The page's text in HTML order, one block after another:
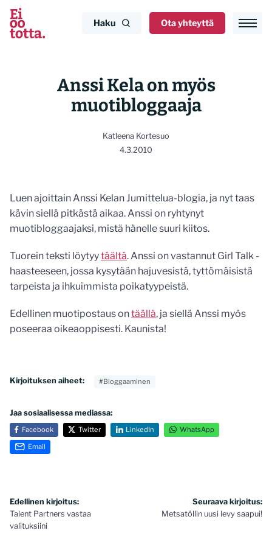
Siirry
sisältöön
Haku Ota yhteyttä
Anssi Kela on myös
muotibloggaaja
Katleena Kortesuo
4.3.2010
Luen ajoittain Anssi Kelan Jumittelua-blogia, ja nyt taas
kävin siellä pitkästä aikaa. Anssi on ryhtynyt
muotibloggaajaksi, mistä hänelle suuri kiitos.
Tuorein teksti löytyytäältä. Anssi on vastannut Girl Talk -
haasteeseen, jossa kysytään hajuvesistä, tyttömäisistä
tarpeista ja ihkuimmista poikatyypeistä.
Edellinen muotipostaus ontäällä, ja siellä Anssi myös
poseeraa oikeaoppisesti. Kaunista!
Kirjoituksen aiheet: #Bloggaaminen
Jaa sosiaalisessa mediassa:
Facebook Twitter LinkedIn WhatsApp
Email
Artikkelien
selaus
Edellinen kirjoitus:
Talent Partners vastaa
valituksiini
Seuraava kirjoitus:
Metsatöllin uusi levy saapui!